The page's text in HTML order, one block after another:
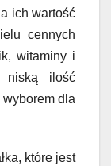
ich wartość
cennych
witaminy i
niską ilość
wyborem dla
które jest